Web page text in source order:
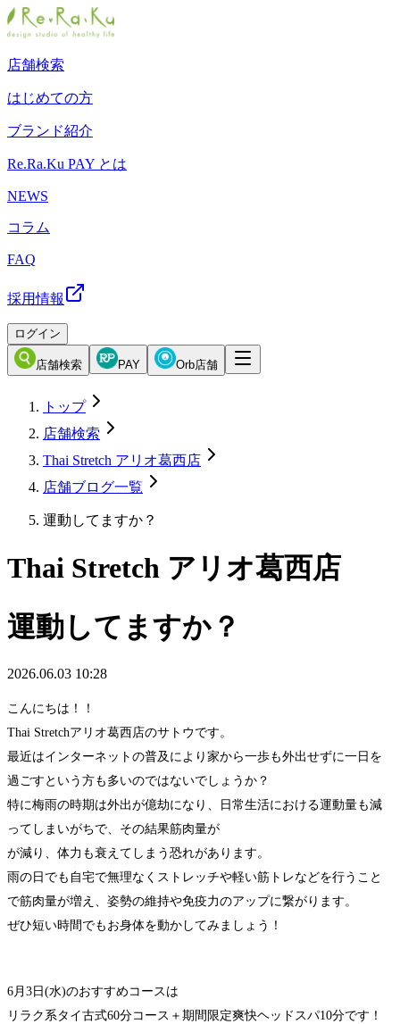
店舗検索
はじめての方
ブランド紹介
Re.Ra.Ku PAY とは
NEWS
コラム
FAQ
採用情報
ログイン
店舗検索 PAY Orb店舗
トップ
店舗検索
Thai Stretch アリオ葛西店
店舗ブログ一覧
運動してますか？
Thai Stretch アリオ葛西店
運動してますか？
2026.06.03 10:28
こんにちは！！
Thai Stretchアリオ葛西店のサトウです。
最近はインターネットの普及により家から一歩も外出せずに一日を
過ごすという方も多いのではないでしょうか？
特に梅雨の時期は外出が億劫になり、日常生活における運動量も減
ってしまいがちで、その結果筋肉量が
が減り、体力も衰えてしまう恐れがあります。
雨の日でも自宅で無理なくストレッチや軽い筋トレなどを行うこと
で筋肉量が増え、姿勢の維持や免疫力のアップに繋がります。
ぜひ短い時間でもお身体を動かしてみましょう！
6月3日(水)のおすすめコースは
リラク系タイ古式60分コース＋期間限定爽快ヘッドスパ10分です！